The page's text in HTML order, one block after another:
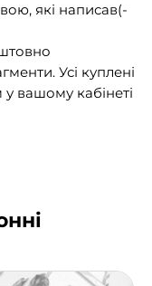
(527)
(55)
які написав(-
Усі куплені
вашому кабінеті